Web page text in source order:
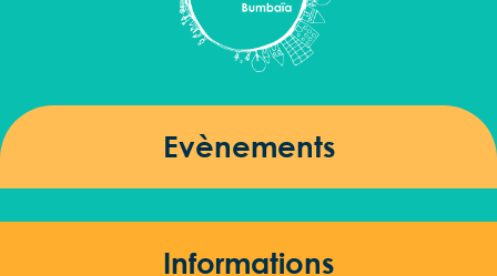
Evènements
Informations